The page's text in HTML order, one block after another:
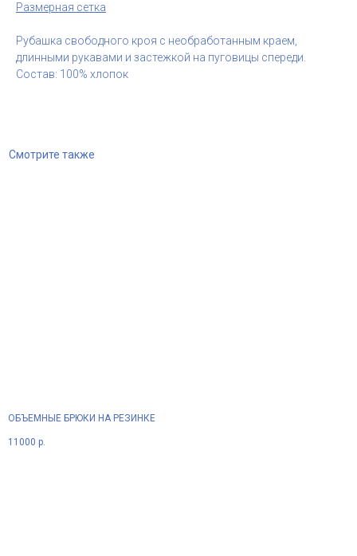
Размерная сетка
Рубашка свободного кроя с необработанным краем,
длинными рукавами и застежкой на пуговицы спереди.
Состав: 100% хлопок
Смотрите также
ОБЪЕМНЫЕ БРЮКИ НА РЕЗИНКЕ
11000 р.